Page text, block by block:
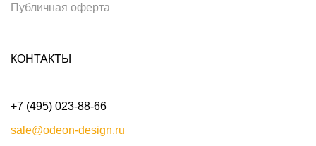
Публичная оферта
КОНТАКТЫ
+7 (495) 023-88-66
sale@odeon-design.ru